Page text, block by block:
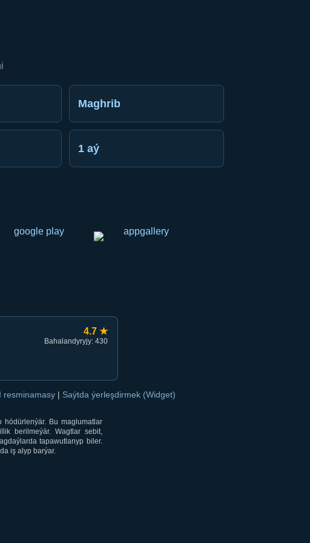
Maghrib
1 aý
4.7 ★
Bahalandyryjy: 430
resminamasy | Saýtda ýerleşdirmek (Widget)
hödürlenýär. Bu maglumatlar
berilmeýär. Wagtlar sebit,
tapawutlanyp biler.
iş alyp barýar.